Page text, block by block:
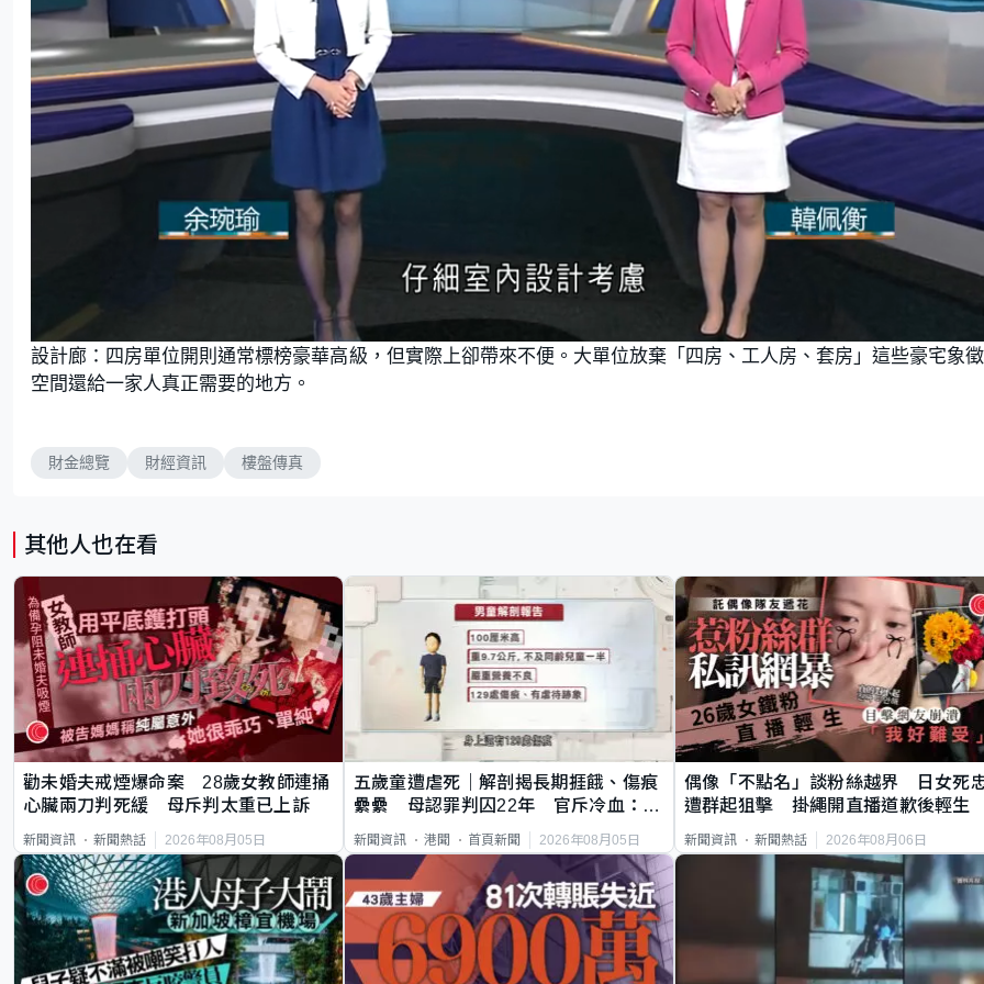
n
m
u
t
e
o
a
d
d
:
設計廊：四房單位開則通常標榜豪華高級，但實際上卻帶來不便。大單位放棄「四房、工人房、套房」這些豪宅象
空間還給一家人真正需要的地方。
財金總覽 財經資訊 樓盤傳真
其他人也在看
勸未婚夫戒煙爆命案 28歲女教師連捅
心臟兩刀判死緩 母斥判太重已上訴
新聞資訊 新聞熱話 2026年08月05日
五歲童遭虐死｜解剖揭長期捱餓、傷痕
纍纍 母認罪判囚22年 官斥冷血：同
類案最惡劣
新聞資訊 港聞 首頁新聞 2026年08月05日
偶像「不點名」談粉絲越界 日女死
遭群起狙擊 掛繩開直播道歉後輕生
新聞資訊 新聞熱話 2026年08月06日